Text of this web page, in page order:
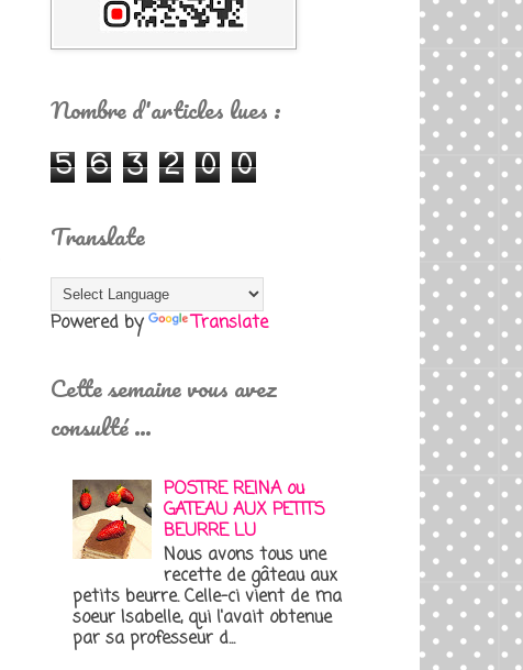
Nombre d'articles lues :
5 6 3 2 0 0
Translate
Powered by Translate
Cette semaine vous avez
consulté …
POSTRE REINA ou
GATEAU AUX PETITS
BEURRE LU
Nous avons tous une
recette de gâteau aux
petits beurre. Celle-ci vient de ma
soeur Isabelle, qui l'avait obtenue
par sa professeur d...